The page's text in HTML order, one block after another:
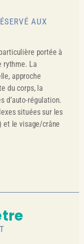
AUX
portée à
rythme. La
approche
du corps, la
d’auto-régulation.
situées sur les
et le visage/crâne